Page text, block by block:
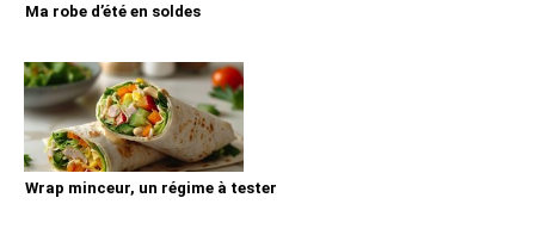
Ma robe d’été en soldes
Wrap minceur, un régime à tester